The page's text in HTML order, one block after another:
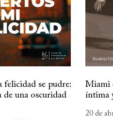
felicidad se pudre:
de una oscuridad
Miami
íntima
20 de